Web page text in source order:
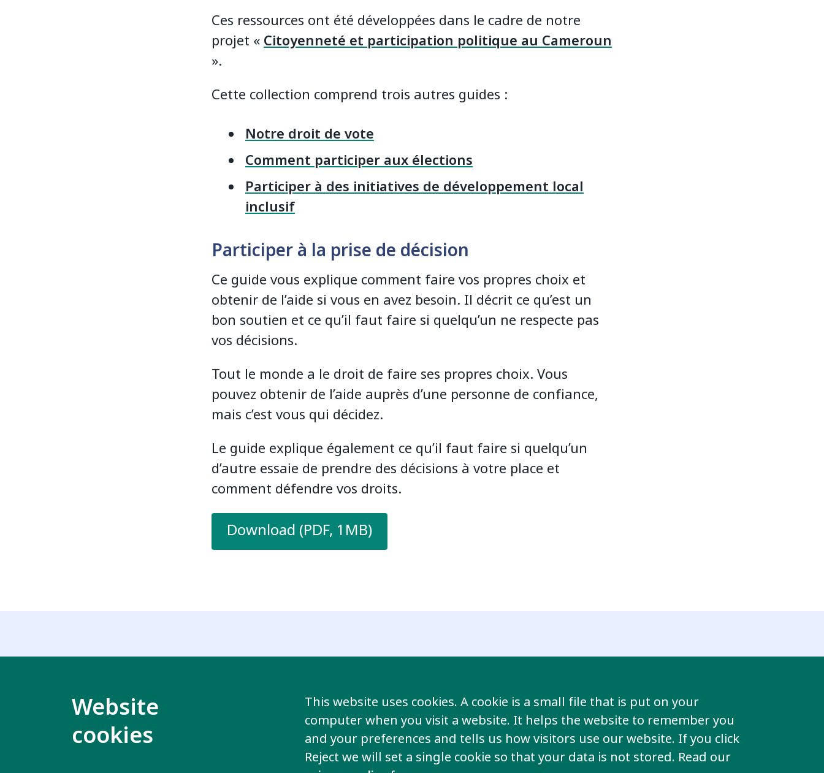
Website
cookies
This website uses cookies. A cookie is a small file that is put on your
computer when you visit a website. It helps the website to remember you
and your preferences and tells us how visitors use our website. If you click
Reject we will set a single cookie so that your data is not stored. Read our
Ces ressources ont été développées dans le cadre de notre
projet « Citoyenneté et participation politique au Cameroun
».
Cette collection comprend trois autres guides :
Notre droit de vote
Comment participer aux élections
Participer à des initiatives de développement local
inclusif
Participer à la prise de décision
Ce guide vous explique comment faire vos propres choix et
obtenir de l’aide si vous en avez besoin. Il décrit ce qu’est un
bon soutien et ce qu’il faut faire si quelqu’un ne respecte pas
vos décisions.
Tout le monde a le droit de faire ses propres choix. Vous
pouvez obtenir de l’aide auprès d’une personne de confiance,
mais c’est vous qui décidez.
Le guide explique également ce qu’il faut faire si quelqu’un
d’autre essaie de prendre des décisions à votre place et
comment défendre vos droits.
Download (PDF, 1MB)
Inclusive participation & citizenship